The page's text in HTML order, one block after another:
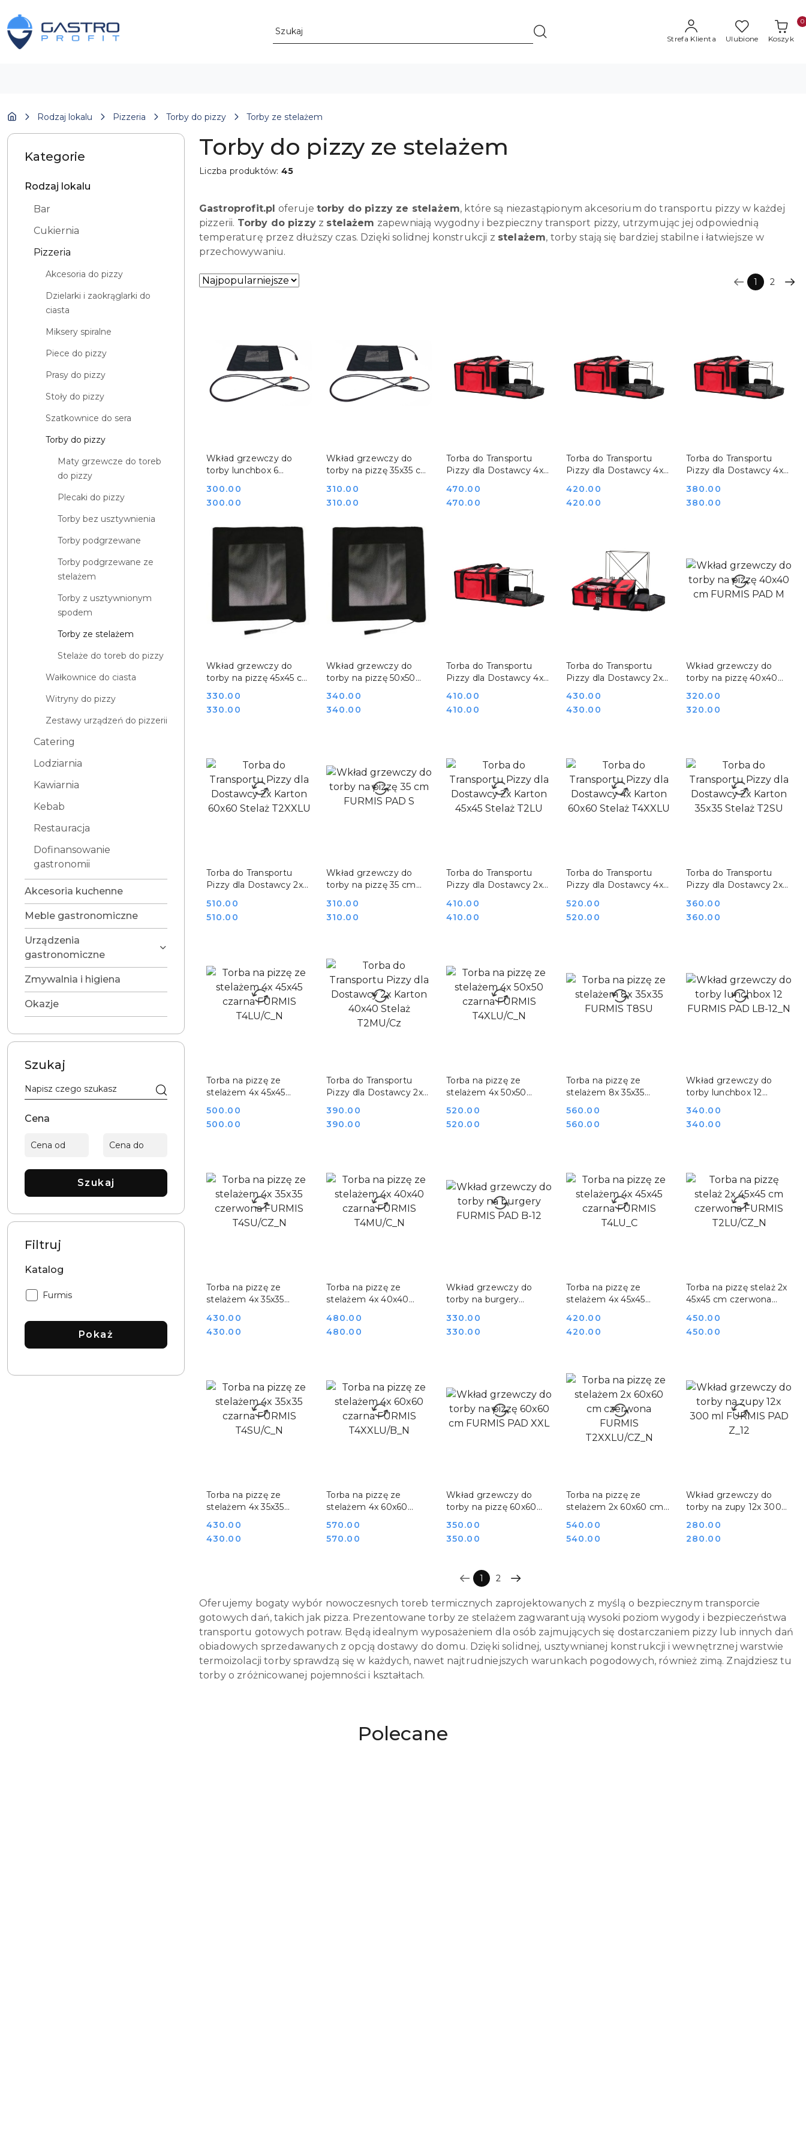
Przejdź do treści głównej
Przejdź do wyszukiwarki
Przejdź do moje konto
Przejdź do menu głównego
Przejdź do stopki
Strefa Klienta Ulubione Koszyk
0
Rodzaj lokalu Pizzeria Torby do pizzy Torby ze stelażem
Kategorie
Rodzaj lokalu
Bar
Cukiernia
Pizzeria
Akcesoria do pizzy
Dzielarki i zaokrąglarki do
ciasta
Miksery spiralne
Piece do pizzy
Prasy do pizzy
Stoły do pizzy
Szatkownice do sera
Torby do pizzy
Maty grzewcze do toreb
do pizzy
Plecaki do pizzy
Torby bez usztywnienia
Torby podgrzewane
Torby podgrzewane ze
stelażem
Torby z usztywnionym
spodem
Torby ze stelażem
Stelaże do toreb do pizzy
Wałkownice do ciasta
Witryny do pizzy
Zestawy urządzeń do pizzerii
Catering
Lodziarnia
Kawiarnia
Kebab
Restauracja
Dofinansowanie
gastronomii
Akcesoria kuchenne
Meble gastronomiczne
Urządzenia
gastronomiczne
Zmywalnia i higiena
Okazje
Szukaj
Cena
Szukaj
Filtruj
Katalog
Katalog:
Furmis
Pokaż
Torby do pizzy ze stelażem
Liczba produktów:45
Gastroprofit.pl oferuje torby do pizzy ze stelażem, które są niezastąpionym akcesorium do transportu pizzy w każdej
pizzerii. Torby do pizzyz stelażem zapewniają wygodny i bezpieczny transport pizzy, utrzymując jej odpowiednią
temperaturę przez dłuższy czas. Dzięki solidnej konstrukcji z stelażem, torby stają się bardziej stabilne i łatwiejsze w
przechowywaniu.
Zastosowano
Sortuj
1 2
Wkład grzewczy do
torby lunchbox 6
Cena:
300.00
Cena:
300.00
DO KOSZYKA
Wkład grzewczy do
torby na pizzę 35x35 cm
Cena:
310.00
Cena:
310.00
DO KOSZYKA
Torba do Transportu
Pizzy dla Dostawcy 4x
T4XLU
Cena:
470.00
Cena:
470.00
DO KOSZYKA
Torba do Transportu
Pizzy dla Dostawcy 4x
T4LU
Cena:
420.00
Cena:
420.00
DO KOSZYKA
Torba do Transportu
Pizzy dla Dostawcy 4x
T4SU
Cena:
380.00
Cena:
380.00
DO KOSZYKA
Wkład grzewczy do
torby na pizzę 45x45 cm
Cena:
330.00
Cena:
330.00
DO KOSZYKA
Wkład grzewczy do
torby na pizzę 50x50
Cena:
340.00
Cena:
340.00
DO KOSZYKA
Torba do Transportu
Pizzy dla Dostawcy 4x
T4MU
Cena:
410.00
Cena:
410.00
DO KOSZYKA
Torba do Transportu
Pizzy dla Dostawcy 2x
T2XLU
Cena:
430.00
Cena:
430.00
DO KOSZYKA
Wkład grzewczy do
torby na pizzę 40x40
Cena:
320.00
Cena:
320.00
DO KOSZYKA
Torba do Transportu
Pizzy dla Dostawcy 2x
T2XXLU
Cena:
510.00
Cena:
510.00
DO KOSZYKA
Wkład grzewczy do
torby na pizzę 35 cm
Cena:
310.00
Cena:
310.00
DO KOSZYKA
Torba do Transportu
Pizzy dla Dostawcy 2x
T2LU
Cena:
410.00
Cena:
410.00
DO KOSZYKA
Torba do Transportu
Pizzy dla Dostawcy 4x
T4XXLU
Cena:
520.00
Cena:
520.00
DO KOSZYKA
Torba do Transportu
Pizzy dla Dostawcy 2x
T2SU
Cena:
360.00
Cena:
360.00
DO KOSZYKA
Torba na pizzę ze
stelażem 4x 45x45
T4LU/C_N
Cena:
500.00
Cena:
500.00
DO KOSZYKA
Torba do Transportu
Pizzy dla Dostawcy 2x
T2MU/Cz
Cena:
390.00
Cena:
390.00
DO KOSZYKA
Torba na pizzę ze
stelażem 4x 50x50
T4XLU/C_N
Cena:
520.00
Cena:
520.00
DO KOSZYKA
Torba na pizzę ze
stelażem 8x 35x35
Cena:
560.00
Cena:
560.00
DO KOSZYKA
Wkład grzewczy do
torby lunchbox 12
Cena:
340.00
Cena:
340.00
DO KOSZYKA
Torba na pizzę ze
stelażem 4x 35x35
T4SU/CZ_N
Cena:
430.00
Cena:
430.00
DO KOSZYKA
Torba na pizzę ze
stelażem 4x 40x40
T4MU/C_N
Cena:
480.00
Cena:
480.00
DO KOSZYKA
Wkład grzewczy do
torby na burgery
Cena:
330.00
Cena:
330.00
DO KOSZYKA
Torba na pizzę ze
stelażem 4x 45x45
Cena:
420.00
Cena:
420.00
DO KOSZYKA
Torba na pizzę stelaż 2x
45x45 cm czerwona
Cena:
450.00
Cena:
450.00
DO KOSZYKA
Torba na pizzę ze
stelażem 4x 35x35
T4SU/C_N
Cena:
430.00
Cena:
430.00
DO KOSZYKA
Torba na pizzę ze
stelażem 4x 60x60
T4XXLU/B_N
Cena:
570.00
Cena:
570.00
DO KOSZYKA
Wkład grzewczy do
torby na pizzę 60x60
Cena:
350.00
Cena:
350.00
DO KOSZYKA
Torba na pizzę ze
stelażem 2x 60x60 cm
T2XXLU/CZ_N
Cena:
540.00
Cena:
540.00
DO KOSZYKA
Wkład grzewczy do
torby na zupy 12x 300
Cena:
280.00
Cena:
280.00
DO KOSZYKA
1 2
Oferujemy bogaty wybór nowoczesnych toreb termicznych zaprojektowanych z myślą o bezpiecznym transporcie
gotowych dań, takich jak pizza. Prezentowane torby ze stelażem zagwarantują wysoki poziom wygody i bezpieczeństwa
transportu gotowych potraw. Będą idealnym wyposażeniem dla osób zajmujących się dostarczaniem pizzy lub innych dań
obiadowych sprzedawanych z opcją dostawy do domu. Dzięki solidnej, usztywnianej konstrukcji i wewnętrznej warstwie
termoizolacji torby sprawdzą się w każdych, nawet najtrudniejszych warunkach pogodowych, również zimą. Znajdziesz tu
torby o zróżnicowanej pojemności i kształtach.
Produkty
Polecane